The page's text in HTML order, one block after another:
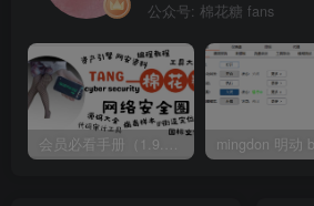
公众号: 棉花糖 fans
会员必看手册（1.9.0版本 26.4.5更新）